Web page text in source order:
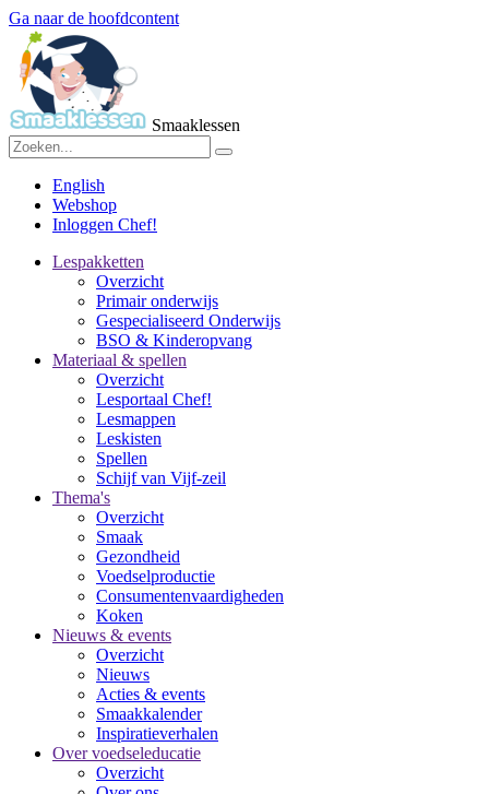
Ga naar de hoofdcontent
Smaaklessen
English
Webshop
Inloggen Chef!
Lespakketten
Overzicht
Primair onderwijs
Gespecialiseerd Onderwijs
BSO & Kinderopvang
Materiaal & spellen
Overzicht
Lesportaal Chef!
Lesmappen
Leskisten
Spellen
Schijf van Vijf-zeil
Thema's
Overzicht
Smaak
Gezondheid
Voedselproductie
Consumentenvaardigheden
Koken
Nieuws & events
Overzicht
Nieuws
Acties & events
Smaakkalender
Inspiratieverhalen
Over voedseleducatie
Overzicht